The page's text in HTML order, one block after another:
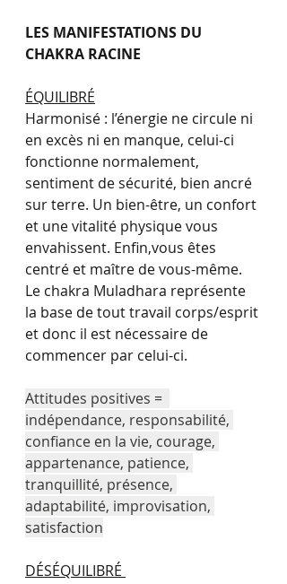
LES MANIFESTATIONS DU
CHAKRA RACINE
ÉQUILIBRÉ
Harmonisé : l’énergie ne circule ni
en excès ni en manque, celui-ci
fonctionne normalement,
sentiment de sécurité, bien ancré
sur terre. Un bien-être, un confort
et une vitalité physique vous
envahissent. Enfin,vous êtes
centré et maître de vous-même.
Le chakra Muladhara représente
la base de tout travail corps/esprit
et donc il est nécessaire de
commencer par celui-ci.
Attitudes positives =
indépendance, responsabilité,
confiance en la vie, courage,
appartenance, patience,
tranquillité, présence,
adaptabilité, improvisation,
satisfaction
DÉSÉQUILIBRÉ